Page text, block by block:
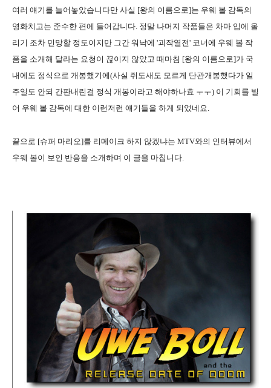
여러 얘기를 늘어놓았습니다만 사실 [왕의 이름으로]는 우웨 볼 감독의
영화치고는 준수한 편에 들어갑니다. 정말 나머지 작품들은 차마 입에 올
리기 조차 민망할 정도이지만 그간 워낙에 '괴작열전' 코너에 우웨 볼 작
품을 소개해 달라는 요청이 끊이지 않았고 때마침 [왕의 이름으로]가 국
내에도 정식으로 개봉했기에(사실 쥐도새도 모르게 단관개봉했다가 일
주일도 안되 간판내린걸 정식 개봉이라고 해야하나효 ㅜㅜ) 이 기회를 빌
어 우웨 볼 감독에 대한 이런저런 얘기들을 하게 되었네요.
끝으로 [슈퍼 마리오]를 리메이크 하지 않겠냐는 MTV와의 인터뷰에서
우웨 볼이 보인 반응을 소개하며 이 글을 마칩니다.